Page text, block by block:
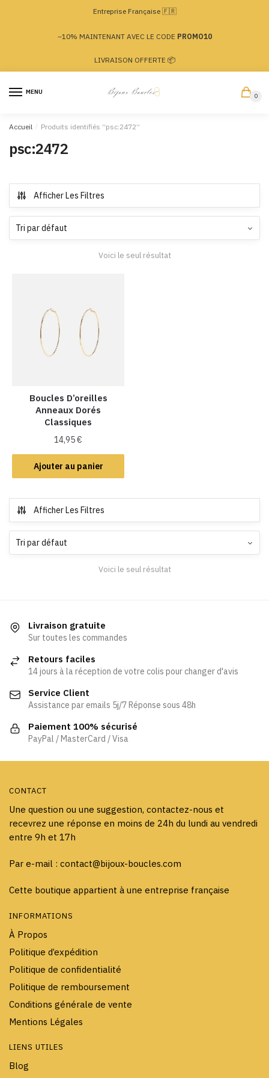
Entreprise Française 🇫🇷
–10% MAINTENANT AVEC LE CODE PROMO10
LIVRAISON OFFERTE 📦
MENU
0
Accueil / Produits identifiés “psc:2472”
psc:2472
Afficher Les Filtres
Voici le seul résultat
Boucles D’oreilles
Anneaux Dorés
Classiques
14,95€
Ajouter au panier
Afficher Les Filtres
Voici le seul résultat
Livraison gratuite
Sur toutes les commandes
Retours faciles
14 jours à la réception de votre colis pour changer d'avis
Service Client
Assistance par emails 5j/7 Réponse sous 48h
Paiement 100% sécurisé
PayPal / MasterCard / Visa
CONTACT
Une question ou une suggestion, contactez-nous et
recevrez une réponse en moins de 24h du lundi au vendredi
entre 9h et 17h
Par e-mail : contact@bijoux-boucles.com
Cette boutique appartient à une entreprise française
INFORMATIONS
À Propos
Politique d’expédition
Politique de confidentialité
Politique de remboursement
Conditions générale de vente
Mentions Légales
LIENS UTILES
Blog